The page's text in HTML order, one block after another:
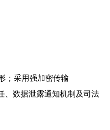
；采用强加密传输
、数据泄露通知机制及司法